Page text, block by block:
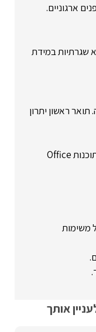
ארגוניים.
שגרתיות במידת
ראשון יתרון
– ניסיון בעבודה אנליטית ובעבודה עם תוכנות Office
משימות
אותך